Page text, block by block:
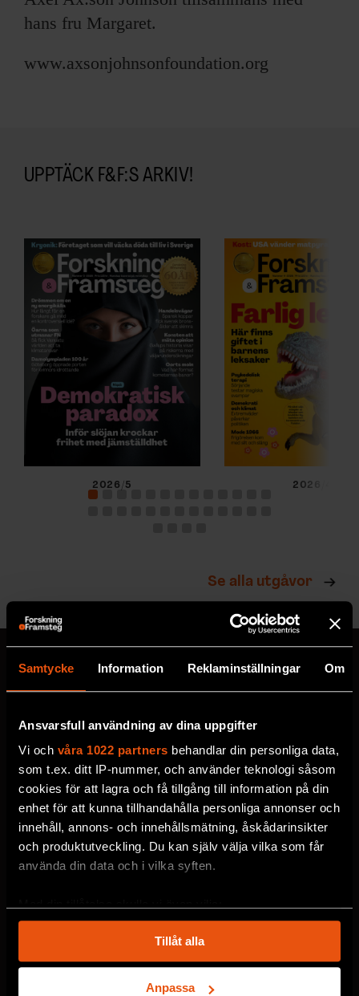
Samtycke Information Reklaminställningar Om
Ansvarsfull användning av dina uppgifter
Vi och våra 1022 partners behandlar din personliga data,
som t.ex. ditt IP-nummer, och använder teknologi såsom
cookies för att lagra och få tillgång till information på din
enhet för att kunna tillhandahålla personliga annonser och
innehåll, annons- och innehållsmätning, åskådarinsikter
och produktutveckling. Du kan själv välja vilka som får
använda din data och i vilka syften.
som kan ha en noggrannhet på upp till flera meter
Identifiera din enhet genom att aktivt skanna den
för specifika kännetecken (fingeravtryck)
Tillåt alla
Anpassa
EVENEMANG & RESOR
PRENUMERERA PÅ F&F
OM F&F
hans fru Margaret.
www.axsonjohnsonfoundation.org
UPPTÄCK F&F:S ARKIV!
2026/5 2026/4
Se alla utgåvor
Prenumerera på F&F:s
nyhetsbrev här!
Välj utskick, ange mejladress och klicka på
prenumereraknappen. Läs om hur vi
behandlardina personuppgifter
VECKOBREV MED NYHETER
MÅNADENS BOKTIPS